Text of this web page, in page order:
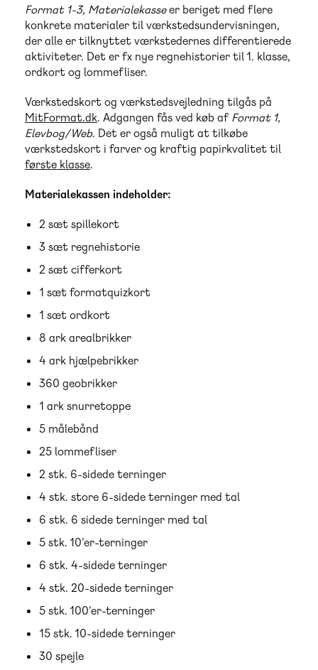
Format 1-3, Materialekasseer beriget med flere
konkrete materialer til værkstedsundervisningen,
der alle er tilknyttet værkstedernes differentierede
aktiviteter. Det er fx nye regnehistorier til 1. klasse,
ordkort og lommefliser.
Værkstedskort og værkstedsvejledning tilgås på
MitFormat.dk. Adgangen fås ved køb af Format 1,
Elevbog/Web. Det er også muligt at tilkøbe
værkstedskort i farver og kraftig papirkvalitet til
første klasse.
Materialekassen indeholder:
2 sæt spillekort
3 sæt regnehistorie
2 sæt cifferkort
1 sæt formatquizkort
1 sæt ordkort
8 ark arealbrikker
4 ark hjælpebrikker
360 geobrikker
1 ark snurretoppe
5 målebånd
25 lommefliser
2 stk. 6-sidede terninger
4 stk. store 6-sidede terninger med tal
6 stk. 6 sidede terninger med tal
5 stk. 10’er-terninger
6 stk. 4-sidede terninger
4 stk. 20-sidede terninger
5 stk. 100’er-terninger
15 stk. 10-sidede terninger
30 spejle